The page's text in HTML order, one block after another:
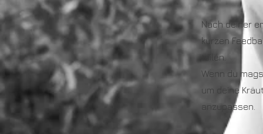
Nach deiner
kurzen
teilen.
Wenn du
um deine
anzupassen.